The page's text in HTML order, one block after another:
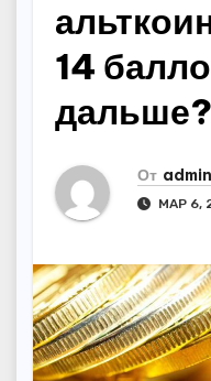
14
дальше?
От admin
МАР 6,